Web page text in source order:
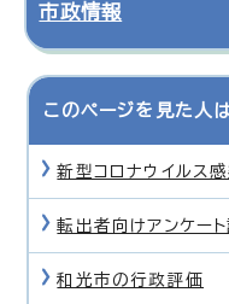
市政情報
このページを見た人
新型コロナウイルス
転出者向けアンケー
和光市の行政評価